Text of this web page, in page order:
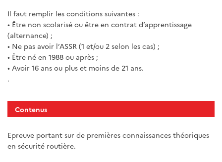
Il faut remplir les conditions suivantes :
• Être non scolarisé ou être en contrat d’apprentissage
(alternance) ;
• Ne pas avoir l’ASSR (1 et/ou 2 selon les cas) ;
• Être né en 1988 ou après ;
• Avoir 16 ans ou plus et moins de 21 ans.
.
Contenus
Epreuve portant sur de premières connaissances théoriques
en sécurité routière.